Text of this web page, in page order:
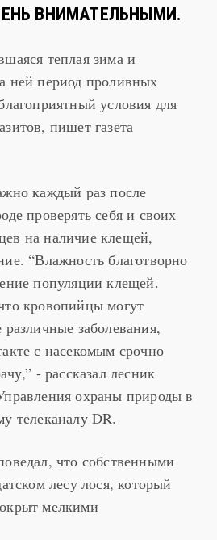
И ПРИЗЫВАЕТ
теплая зима и
ней период проливных
условия для
пишет газета
каждый раз после
проверять себя и своих
на наличие клещей,
“Влажность благотворно
популяции клещей.
кровопийцы могут
различные заболевания,
с насекомым срочно
- рассказал лесник
охраны природы в
что собственными
лесу лося, который
мелкими